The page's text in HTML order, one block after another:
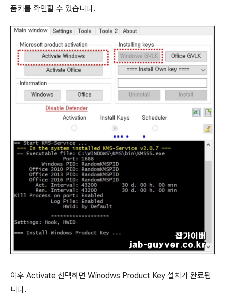
품키를 확인할 수 있습니다.
이후 Activate 선택하면 Winodws Product Key 설치가 완료됩
니다.